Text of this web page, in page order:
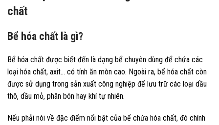
chất
Bể hóa chất là gì?
Bể hóa chất được biết đến là dạng bể chuyên dùng để chứa các
loại hóa chất, axit… có tính ăn mòn cao. Ngoài ra, bể hóa chất còn
được sử dụng trong sản xuất công nghiệp để lưu trữ các loại dầu
thô, dầu mỏ, phân bón hay khí tự nhiên.
Nếu phải nói về đặc điểm nổi bật của bể chứa hóa chất, đó chính